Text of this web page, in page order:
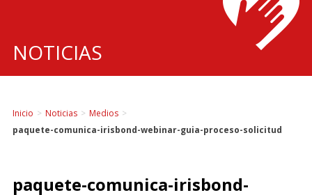
NOTICIAS
Inicio > Noticias > Medios >
paquete-comunica-irisbond-webinar-guia-proceso-solicitud
paquete-comunica-irisbond-